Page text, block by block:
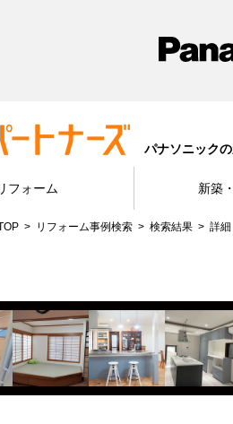
パナソニック
フォーム 新築
リフォーム事例検索 検索結果 詳細